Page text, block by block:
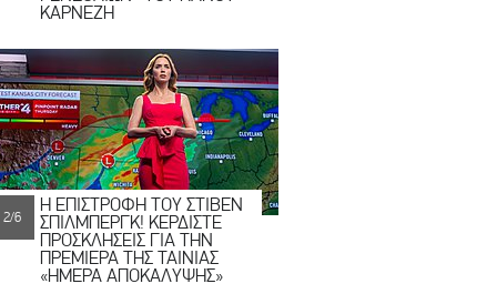
ΚΑΡΝΕΖΗ
2/6
Η ΕΠΙΣΤΡΟΦΗ ΤΟΥ ΣΤΙΒΕΝ
ΣΠΙΛΜΠΕΡΓΚ! ΚΕΡΔΙΣΤΕ
ΠΡΟΣΚΛΗΣΕΙΣ ΓΙΑ ΤΗΝ
ΠΡΕΜΙΕΡΑ ΤΗΣ ΤΑΙΝΙΑΣ
«ΗΜΕΡΑ ΑΠΟΚΑΛΥΨΗΣ»